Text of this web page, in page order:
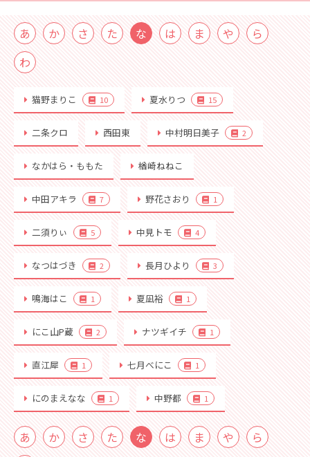
あ か さ た な は ま や
ら
わ
猫野まりこ 10 夏水りつ 15
二条クロ 西田東 中村明日美子 2
なかはら・ももた 楢崎ねねこ
中田アキラ 7 野花さおり 1
二須りぃ 5 中見トモ 4
なつはづき 2 長月ひより 3
鳴海はこ 1 夏凪裕 1
にこ山P蔵 2 ナツギイチ 1
直江犀 1 七月べにこ 1
にのまえなな 1 中野都 1
あ か さ た な は ま や
ら